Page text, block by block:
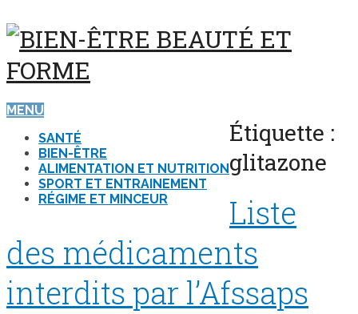
MENU
SANTÉ
BIEN-ÊTRE
ALIMENTATION ET NUTRITION
SPORT ET ENTRAINEMENT
RÉGIME ET MINCEUR
Étiquette :
glitazone
Liste
des médicaments
interdits par l’Afssaps